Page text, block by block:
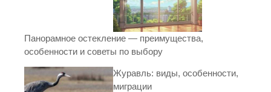
Панорамное остекление — преимущества,
особенности и советы по выбору
Журавль: виды, особенности,
миграции